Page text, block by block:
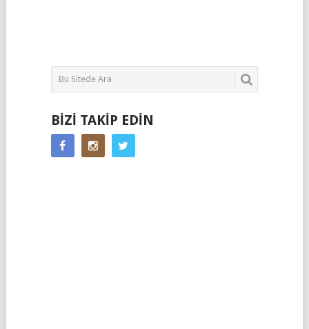
BIZI TAKIP EDIN